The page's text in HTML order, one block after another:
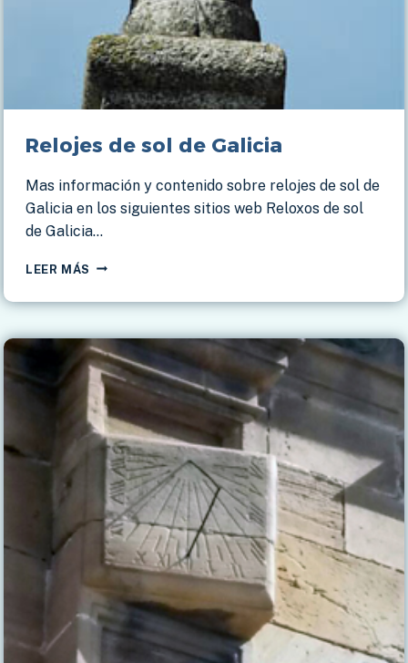
Relojes de sol de Galicia
Mas información y contenido sobre relojes de sol de
Galicia en los siguientes sitios web Reloxos de sol
de Galicia…
LEER MÁS RELOJES
SOL
GALICIA